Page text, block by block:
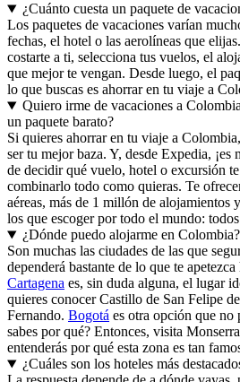
¿Cuánto cuesta un paquete de
Los paquetes de vacaciones varían
fechas, el hotel o las aerolíneas que
costarte a ti, selecciona tus vuelos, el
que mejor te vengan. Desde luego, el
lo que buscas es ahorrar en tu viaje a
Quiero irme de vacaciones a
un paquete barato?
Si quieres ahorrar en tu viaje a
ser tu mejor baza. Y, desde Expedia,
de decidir qué vuelo, hotel o excursión
combinarlo todo como quieras. Te
aéreas, más de 1 millón de alojamientos
los que escoger por todo el mundo:
¿Dónde puedo alojarme en Colombia?
Son muchas las ciudades de las que
dependerá bastante de lo que te
Cartagena es, sin duda alguna, el lugar
quieres conocer Castillo de San Felipe
Fernando. Bogotá es otra opción que no
sabes por qué? Entonces, visita
entenderás por qué esta zona es tan
¿Cuáles son los hoteles más